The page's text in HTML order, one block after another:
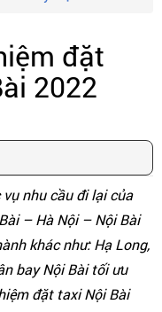
đặt
2022
nhu cầu đi lại của
– Hà Nội – Nội Bài
khác như: Hạ Long,
bay Nội Bài tối ưu
đặt taxi Nội Bài